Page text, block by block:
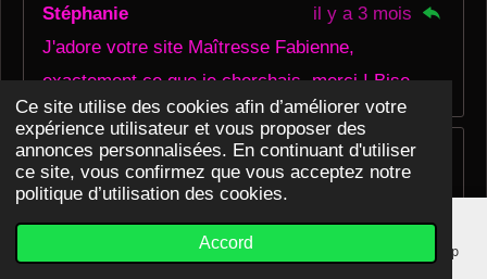
Ce site utilise des cookies afin d’améliorer votre
expérience utilisateur et vous proposer des
annonces personnalisées. En continuant d'utiliser
ce site, vous confirmez que vous acceptez notre
politique d’utilisation des cookies.
Accord
Stéphanie
il y a 3 mois
J'adore votre site Maîtresse Fabienne,
exactement ce que je cherchais, merci ! Bise
Lily
il y a 4 mois
06 74 07 96 86 j'ai envie de voir des bites de mon
esprit jmy300 snap Facebook chouquet jeremy je
voudrai être humilier pour toujours faire de moi
Carte WhatsApp